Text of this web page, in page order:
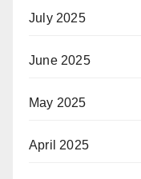
July 2025
June 2025
May 2025
April 2025